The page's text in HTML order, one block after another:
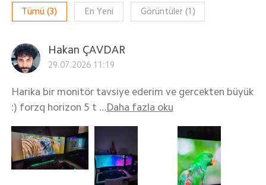
Tümü (3) En Yeni Görüntüler(1 )
Hakan ÇAVDAR
29.07.2026 11:19
Harika bir monitör tavsiye ederim ve gercekten büyük
:) forzq horizon 5 t ...Daha fazla oku